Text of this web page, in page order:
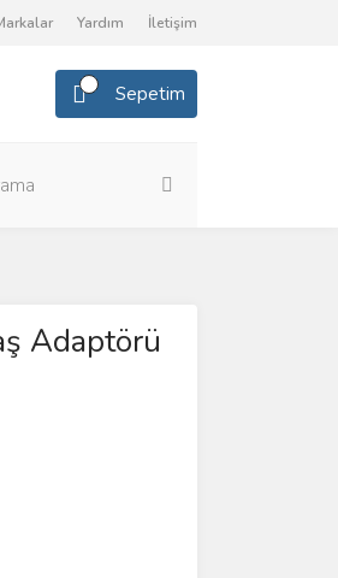
Yardım İletişim
Sepetim
Adaptörü